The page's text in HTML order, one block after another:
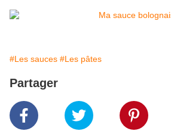
#Les sauces #Les pâtes
Partager